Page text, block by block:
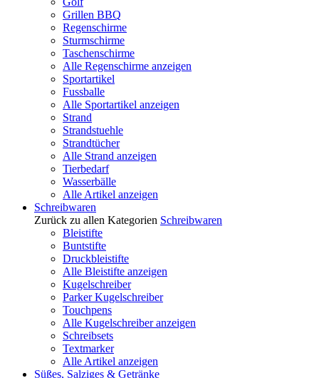
Grillen BBQ
Regenschirme
Sturmschirme
Taschenschirme
Alle Regenschirme anzeigen
Sportartikel
Fussballe
Alle Sportartikel anzeigen
Strand
Strandstuehle
Strandtücher
Alle Strand anzeigen
Tierbedarf
Wasserbälle
Alle Artikel anzeigen
Schreibwaren
Zurück zu allen Kategorien Schreibwaren
Bleistifte
Buntstifte
Druckbleistifte
Alle Bleistifte anzeigen
Kugelschreiber
Parker Kugelschreiber
Touchpens
Alle Kugelschreiber anzeigen
Schreibsets
Textmarker
Alle Artikel anzeigen
Süßes, Salziges & Getränke